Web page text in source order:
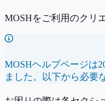
MOSHをご利用のクリ
MOSHヘルプページは
ました。以下から必要